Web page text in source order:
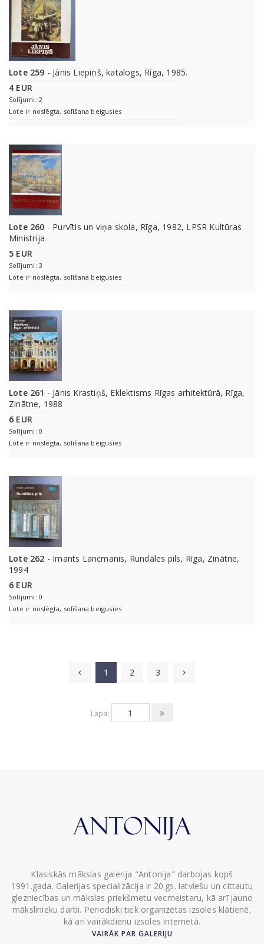
Lote 259 - Jānis Liepiņš, katalogs, Rīga, 1985.
4 EUR
Solījumi: 2
Lote ir noslēgta, solīšana beigusies
Lote 260 - Purvītis un viņa skola, Rīga, 1982, LPSR Kultūras
Ministrija
5 EUR
Solījumi: 3
Lote ir noslēgta, solīšana beigusies
Lote 261 - Jānis Krastiņš, Eklektisms Rīgas arhitektūrā, Rīga,
Zinātne, 1988
6 EUR
Solījumi: 0
Lote ir noslēgta, solīšana beigusies
Lote 262 - Imants Lancmanis, Rundāles pils, Rīga, Zinātne,
1994
6 EUR
Solījumi: 0
Lote ir noslēgta, solīšana beigusies
1 2 3
Lapa:
Klasiskās mākslas galerija "Antonija" darbojas kopš
1991.gada. Galerijas specializācija ir 20.gs. latviešu un cittautu
glezniecības un mākslas priekšmetu vecmeistaru, kā arī jauno
mākslinieku darbi. Periodiski tiek organizētas izsoles klātienē,
kā arī vairākdienu izsoles internetā.
VAIRĀK PAR GALERIJU